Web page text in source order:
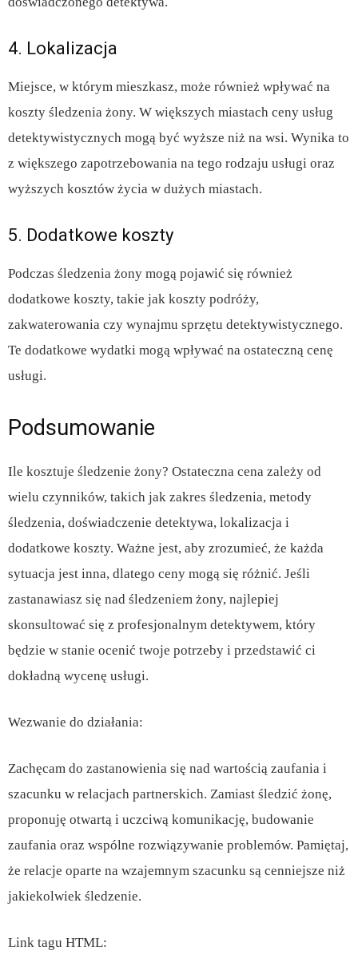
4. Lokalizacja
Miejsce, w którym mieszkasz, może również wpływać na
koszty śledzenia żony. W większych miastach ceny usług
detektywistycznych mogą być wyższe niż na wsi. Wynika to
z większego zapotrzebowania na tego rodzaju usługi oraz
wyższych kosztów życia w dużych miastach.
5. Dodatkowe koszty
Podczas śledzenia żony mogą pojawić się również
dodatkowe koszty, takie jak koszty podróży,
zakwaterowania czy wynajmu sprzętu detektywistycznego.
Te dodatkowe wydatki mogą wpływać na ostateczną cenę
usługi.
Podsumowanie
Ile kosztuje śledzenie żony? Ostateczna cena zależy od
wielu czynników, takich jak zakres śledzenia, metody
śledzenia, doświadczenie detektywa, lokalizacja i
dodatkowe koszty. Ważne jest, aby zrozumieć, że każda
sytuacja jest inna, dlatego ceny mogą się różnić. Jeśli
zastanawiasz się nad śledzeniem żony, najlepiej
skonsultować się z profesjonalnym detektywem, który
będzie w stanie ocenić twoje potrzeby i przedstawić ci
dokładną wycenę usługi.
Wezwanie do działania:
Zachęcam do zastanowienia się nad wartością zaufania i
szacunku w relacjach partnerskich. Zamiast śledzić żonę,
proponuję otwartą i uczciwą komunikację, budowanie
zaufania oraz wspólne rozwiązywanie problemów. Pamiętaj,
że relacje oparte na wzajemnym szacunku są cenniejsze niż
jakiekolwiek śledzenie.
Link tagu HTML: